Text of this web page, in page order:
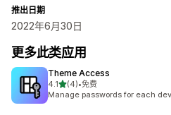
推出日期
2022年6月30日
更多此类应用
Theme Access
4.1星（满分 5 星）
(4)
总共 4 条评论
•免费
Manage passwords for each